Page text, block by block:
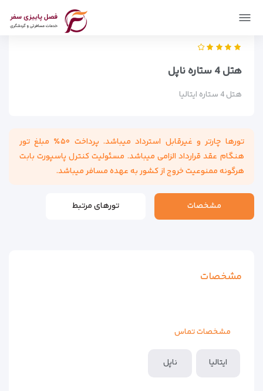
فصل پاییزی سفر
هتل 4 ستاره ناپل
هتل 4 ستاره ایتالیا
تورها چارتر و غیرقابل استرداد میباشد. پرداخت ۵۰٪ مبلغ تور
هنگام عقد قرارداد الزامی میباشد. مسئولیت کنترل پاسپورت بابت
هرگونه ممنوعیت خروج از کشور به عهده مسافر میباشد.
مشخصات تورهای مرتبط
مشخصات
مشخصات تماس
ایتالیا ناپل